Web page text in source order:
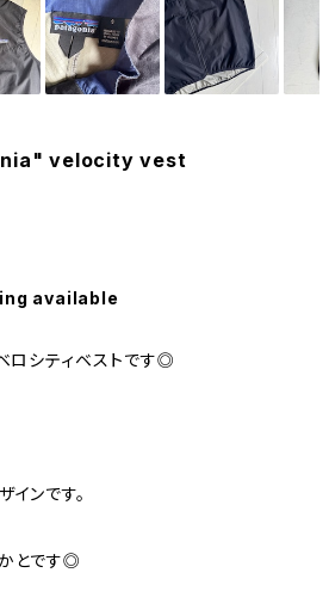
velocity vest
available
ロシティベストです◎
インです。
とです◎